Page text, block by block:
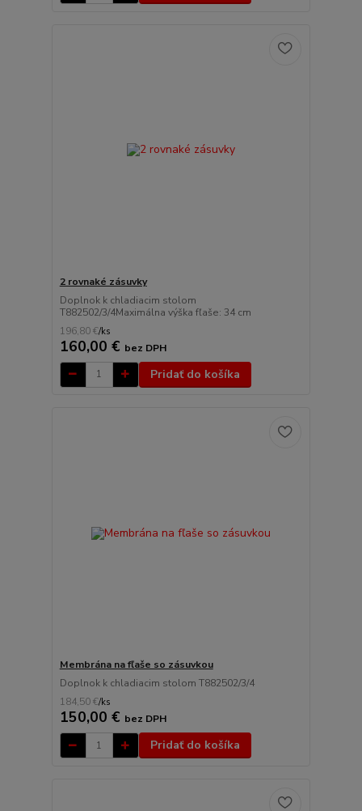
2 rovnaké zásuvky
Doplnok k chladiacim stolom
T882502/3/4Maximálna výška fľaše: 34 cm
196,80 €/ks
160,00 € bez DPH
Pridať do košíka
Membrána na fľaše so zásuvkou
Doplnok k chladiacim stolom T882502/3/4
184,50 €/ks
150,00 € bez DPH
Pridať do košíka